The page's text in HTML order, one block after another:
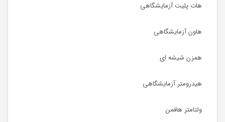
هات پلیت آزمایشگاهی
هاون آزمایشگاهی
همزن شیشه ای
هیدرومتر آزمایشگاهی
ولتامتر هافمن